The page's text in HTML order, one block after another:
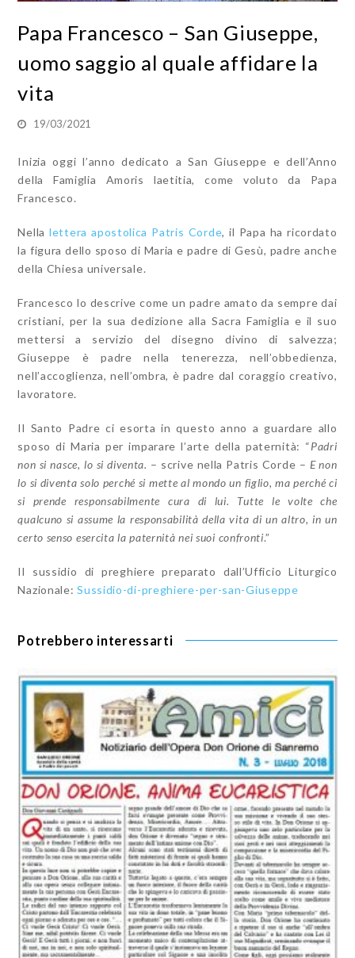
Papa Francesco – San Giuseppe,
uomo saggio al quale affidare la
vita
19/03/2021
Inizia oggi l’anno dedicato a San Giuseppe e dell’Anno
della Famiglia Amoris laetitia, come voluto da Papa
Francesco.
Nellalettera apostolica Patris Corde, il Papa ha ricordato
la figura dello sposo di Maria e padre di Gesù, padre anche
della Chiesa universale.
Francesco lo descrive come un padre amato da sempre dai
cristiani, per la sua dedizione alla Sacra Famiglia e il suo
mettersi a servizio del disegno divino di salvezza;
Giuseppe è padre nella tenerezza, nell’obbedienza,
nell’accoglienza, nell’ombra, è padre dal coraggio creativo,
lavoratore.
Il Santo Padre ci esorta in questo anno a guardare allo
sposo di Maria per imparare l’arte della paternità: “Padri
non si nasce, lo si diventa. – scrive nella Patris Corde – E non
lo si diventa solo perché si mette al mondo un figlio, ma perché ci
si prende responsabilmente cura di lui. Tutte le volte che
qualcuno si assume la responsabilità della vita di un altro, in un
certo senso esercita la paternità nei suoi confronti.”
Il sussidio di preghiere preparato dall’Ufficio Liturgico
Nazionale:Sussidio-di-preghiere-per-san-Giuseppe
Potrebbero interessarti